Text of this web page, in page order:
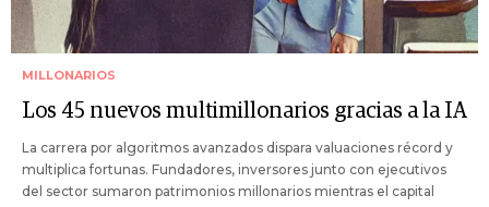
MILLONARIOS
Los 45 nuevos multimillonarios gracias a la IA
La carrera por algoritmos avanzados dispara valuaciones récord y
multiplica fortunas. Fundadores, inversores junto con ejecutivos
del sector sumaron patrimonios millonarios mientras el capital